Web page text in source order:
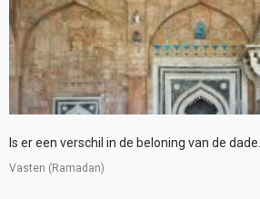
Is er een verschil in de beloning van de dade...
Vasten (Ramadan)